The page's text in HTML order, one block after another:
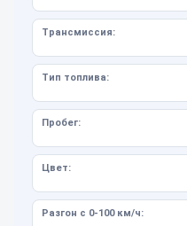
Трансмиссия:
Тип топлива:
Пробег:
Цвет:
Разгон с 0-100 км/ч: